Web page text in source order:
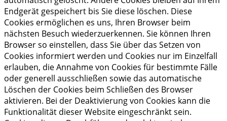
Endgerät gespeichert bis Sie diese löschen. Diese
Cookies ermöglichen es uns, Ihren Browser beim
nächsten Besuch wiederzuerkennen. Sie können Ihren
Browser so einstellen, dass Sie über das Setzen von
Cookies informiert werden und Cookies nur im Einzelfall
erlauben, die Annahme von Cookies für bestimmte Fälle
oder generell ausschließen sowie das automatische
Löschen der Cookies beim Schließen des Browser
aktivieren. Bei der Deaktivierung von Cookies kann die
Funktionalität dieser Website eingeschränkt sein.